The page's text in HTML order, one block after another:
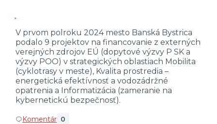
V prvom polroku 2024 mesto Banská Bystrica
podalo 9 projektov na financovanie z externých
verejných zdrojov EÚ (dopytové výzvy P SK a
výzvy POO) v strategických oblastiach Mobilita
(cyklotrasy v meste), Kvalita prostredia –
energetická efektívnosť a vodozádržné
opatrenia a Informatizácia (zameranie na
kybernetickú bezpečnosť).
Komentár 0